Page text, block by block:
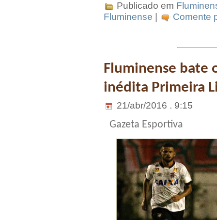
Publicado em
Fluminense
Comente
Fluminense bate
inédita Primeira
21/abr/2016 . 9:15
Gazeta Esportiva